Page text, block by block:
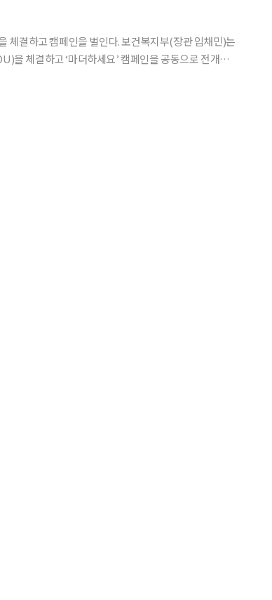
벌인다. 보건복지부(장관 임채민)는
을 체결하고 ‘마더하세요’ 캠페인을 공동으로 전개한